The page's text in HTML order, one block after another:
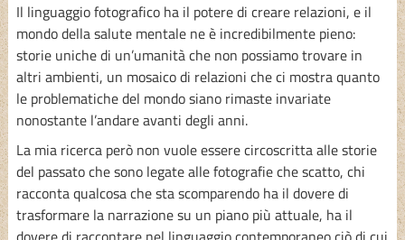
Il linguaggio fotografico ha il potere di creare relazioni, e il
mondo della salute mentale ne è incredibilmente pieno:
storie uniche di un’umanità che non possiamo trovare in
altri ambienti, un mosaico di relazioni che ci mostra quanto
le problematiche del mondo siano rimaste invariate
nonostante l’andare avanti degli anni.
La mia ricerca però non vuole essere circoscritta alle storie
del passato che sono legate alle fotografie che scatto, chi
racconta qualcosa che sta scomparendo ha il dovere di
trasformare la narrazione su un piano più attuale, ha il